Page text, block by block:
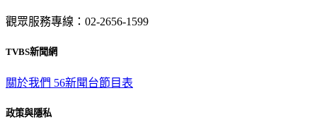
觀眾服務專線：02-2656-1599
TVBS新聞網
關於我們 56新聞台節目表
政策與隱私